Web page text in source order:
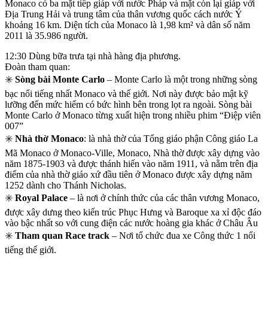
Monaco có ba mặt tiếp giáp với nước Pháp và mặt còn lại giáp với
Địa Trung Hải và trung tâm của thân vương quốc cách nước Ý
khoảng 16 km. Diện tích của Monaco là 1,98 km² và dân số năm
2011 là 35.986 người.
12:30 Dùng bữa trưa tại nhà hàng địa phương.
Đoàn tham quan:
✳️ Sòng bài Monte Carlo – Monte Carlo là một trong những sòng
bạc nổi tiếng nhất Monaco và thế giới. Nơi này được bảo mật kỹ
lưỡng đến mức hiếm có bức hình bên trong lọt ra ngoài. Sòng bài
Monte Carlo ở Monaco từng xuất hiện trong nhiều phim “Điệp viên
007”
✳️ Nhà thờ Monaco: là nhà thờ của Tổng giáo phận Công giáo La
Mã Monaco ở Monaco-Ville, Monaco, Nhà thờ được xây dựng vào
năm 1875-1903 và được thánh hiến vào năm 1911, và nằm trên địa
điểm của nhà thờ giáo xứ đầu tiên ở Monaco được xây dựng năm
1252 dành cho Thánh Nicholas.
✳️ Royal Palace – là nơi ở chính thức của các thân vương Monaco,
được xây dưng theo kiến trúc Phục Hưng và Baroque xa xỉ độc đáo
vào bậc nhất so với cung điện các nước hoàng gia khác ở Châu Âu
✳️ Tham quan Race track – Nơi tổ chức đua xe Công thức 1 nổi
tiếng thế giới.